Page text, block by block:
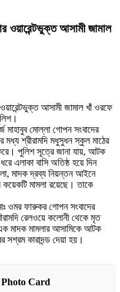
ওয়ারেন্টভুক্ত আসামী জামাল
আসামী জামাল খাঁ ওরফে
মাহাবুব মোল্লা গোপন সংবাদের
মধ্য শ্রীরামদি মধুসুধন স্কুল মাঠের
পুলিশ সূত্রে জানা যায়, আটক
এলাকা বাসি অতিষ্ঠ হয়ে দিন
মাদক দ্রব্য নিয়ন্তন আইনে
মামলা রয়েছে। তাকে
ওমর ফারুকর গোপন সংবাদের
রেলওয়ে কলোনী থেকে মৃত
মাদক মামলার আসামিকে আটক
কারাদন্ড দেয়া হয়।
Photo Card